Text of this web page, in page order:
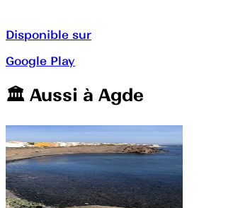
Disponible sur
Google Play
🏛️️ Aussi à Agde